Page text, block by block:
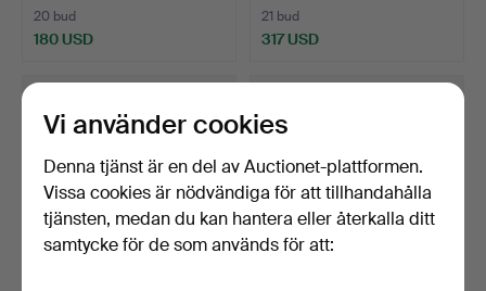
20 bud
180 USD
21 bud
317 USD
Vi använder cookies
Denna tjänst är en del av Auctionet-plattformen.
Vissa cookies är nödvändiga för att tillhandahålla
tjänsten, medan du kan hantera eller återkalla ditt
samtycke för de som används för att: